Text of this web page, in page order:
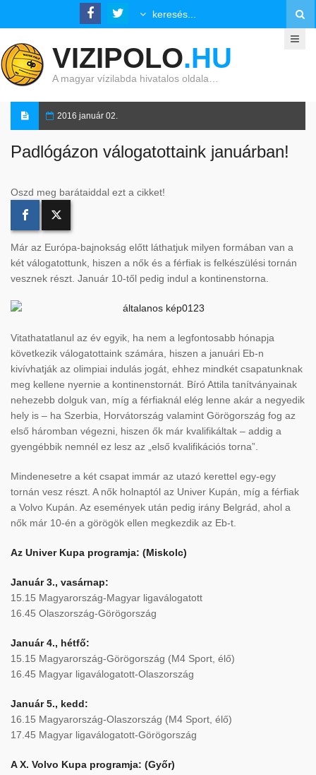
VIZIPOLO.HU
A magyar vízilabda hivatalos oldala…
2016 január 02.
Padlógázon válogatottaink januárban!
Oszd meg barátaiddal ezt a cikket!
Már az Európa-bajnokság előtt láthatjuk milyen formában van a
két válogatottunk, hiszen a nők és a férfiak is felkészülési tornán
vesznek részt. Január 10-től pedig indul a kontinenstorna.
Vitathatatlanul az év egyik, ha nem a legfontosabb hónapja
következik válogatottaink számára, hiszen a januári Eb-n
kivívhatják az olimpiai indulás jogát, ehhez mindkét csapatunknak
meg kellene nyernie a kontinenstornát. Bíró Attila tanítványainak
nehezebb dolguk van, míg a férfiaknál elég lenne akár a negyedik
hely is – ha Szerbia, Horvátország valamint Görögország fog az
első háromban végezni, hiszen ők már kvalifikáltak – addig a
gyengébbik nemnél ez lesz az „első kvalifikációs torna”.
Mindenesetre a két csapat immár az utazó kerettel egy-egy
tornán vesz részt. A nők holnaptól az Univer Kupán, míg a férfiak
a Volvo Kupán. Az események után pedig irány Belgrád, ahol a
nők már 10-én a görögök ellen megkezdik az Eb-t.
Az Univer Kupa programja: (Miskolc)
Január 3., vasárnap:
15.15 Magyarország-Magyar ligaválogatott
16.45 Olaszország-Görögország
Január 4., hétfő:
15.15 Magyarország-Görögország (M4 Sport, élő)
16.45 Magyar ligaválogatott-Olaszország
Január 5., kedd:
16.15 Magyarország-Olaszország (M4 Sport, élő)
17.45 Magyar ligaválogatott-Görögország
A X. Volvo Kupa programja: (Győr)